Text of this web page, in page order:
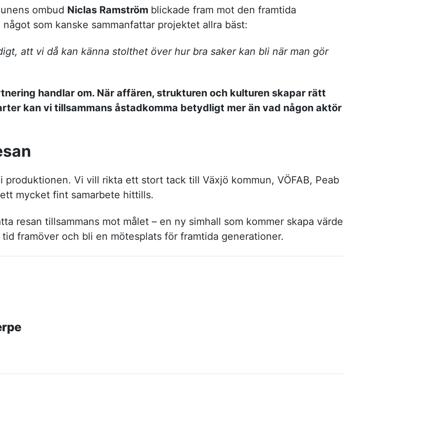
ombud Niclas Ramström blickade fram mot den framtida
som kanske sammanfattar projektet allra bäst:
att vi då kan känna stolthet över hur bra saker kan bli när man gör
handlar om. När affären, strukturen och kulturen skapar rätt
kan vi tillsammans åstadkomma betydligt mer än vad någon aktör
produktionen. Vi vill rikta ett stort tack till Växjö kommun, VÖFAB, Peab
mycket fint samarbete hittills.
resan tillsammans mot målet – en ny simhall som kommer skapa värde
framöver och bli en mötesplats för framtida generationer.